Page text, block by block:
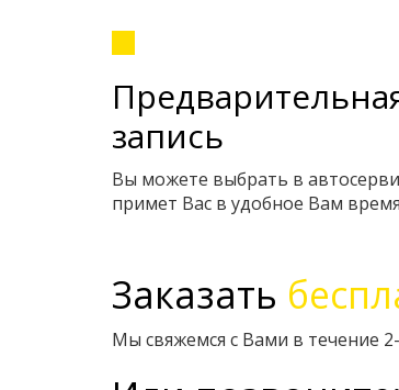
запись
Вы можете выбрать в
примет Вас в удобное Вам
Заказать
Мы свяжемся с Вами в течение